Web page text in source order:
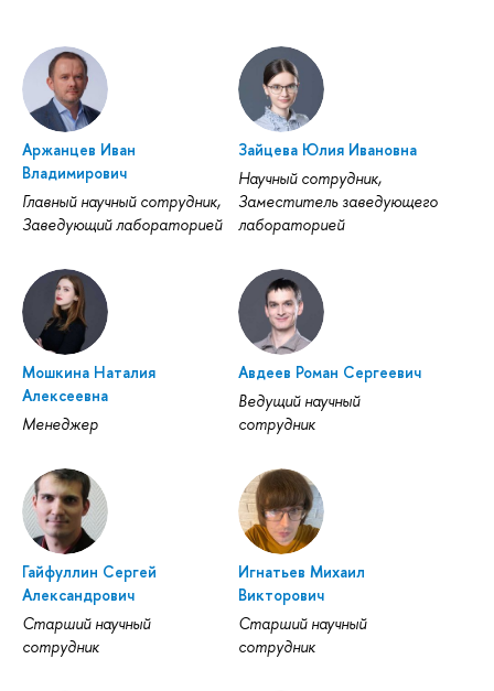
Аржанцев Иван
Владимирович
Главный научный сотрудник,
Заведующий лабораторией
Зайцева Юлия Ивановна
Научный сотрудник,
Заместитель заведующего
лабораторией
Мошкина Наталия
Алексеевна
Менеджер
Авдеев Роман Сергеевич
Ведущий научный
сотрудник
Гайфуллин Сергей
Александрович
Старший научный
сотрудник
Игнатьев Михаил
Викторович
Старший научный
сотрудник